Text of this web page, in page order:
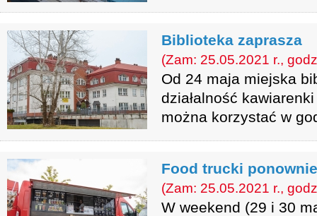
Biblioteka zaprasza
(Zam: 25.05.2021 r.,
Od 24 maja miejska
działalność
można korzystać w
Food trucki
(Zam: 25.05.2021 r.,
W weekend (29 i 30